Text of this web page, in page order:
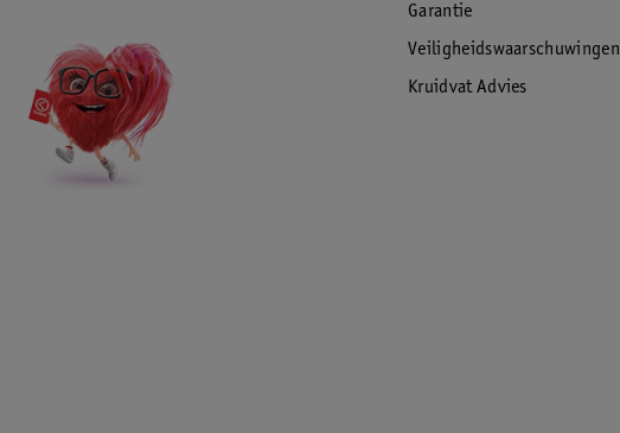
Garantie
Veiligheidswaarschuwingen
Kruidvat Advies